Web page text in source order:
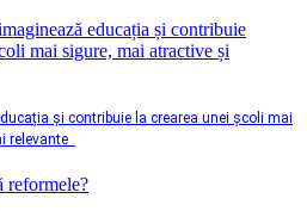
și contribuie la crearea unei școli mai
relevante